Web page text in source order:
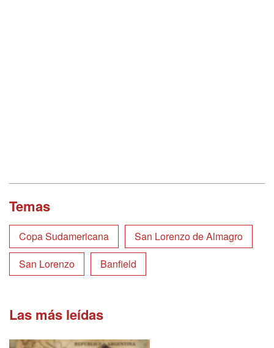
Temas
Copa Sudamericana
San Lorenzo de Almagro
San Lorenzo
Banfield
Las más leídas